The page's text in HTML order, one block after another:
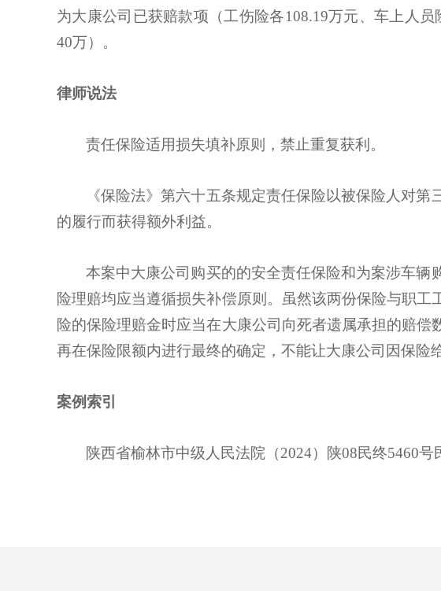
为大康公司已获赔款项（工伤险各108.19万元、车上人
40万）。
律师说法
责任保险适用损失填补原则，禁止重复获利。
《保险法》第六十五条规定责任保险以被保险人对
的履行而获得额外利益。
本案中大康公司购买的的安全责任保险和为案涉车
险理赔均应当遵循损失补偿原则。虽然该两份保险与职
险的保险理赔金时应当在大康公司向死者遗属承担的赔
再在保险限额内进行最终的确定，不能让大康公司因保险
案例索引
陕西省榆林市中级人民法院（2024）陕08民终5460号